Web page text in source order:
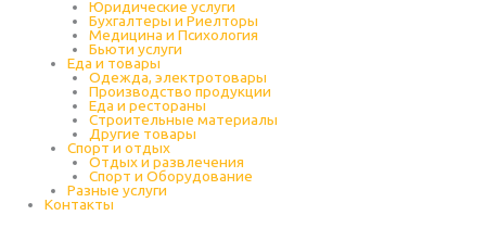
Юридические услуги
Бухгалтеры и Риелторы
Медицина и Психология
Бьюти услуги
Еда и товары
Одежда, электротовары
Производство продукции
Еда и рестораны
Строительные материалы
Другие товары
Спорт и отдых
Отдых и развлечения
Спорт и Оборудование
Разные услуги
Контакты